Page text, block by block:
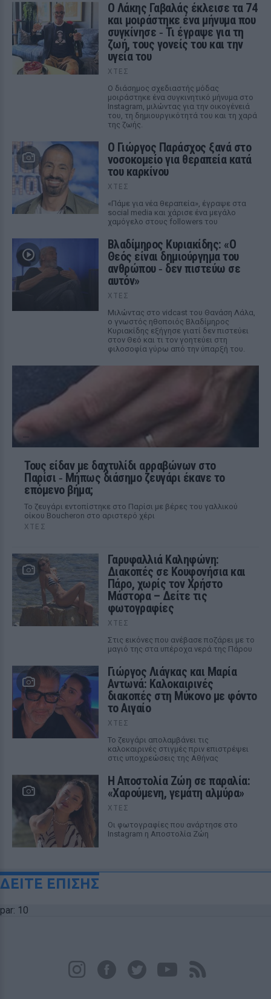
Ο Λάκης Γαβαλάς έκλεισε τα 74
και μοιράστηκε ένα μήνυμα που
συγκίνησε ‑ Τι έγραψε για τη
ζωή, τους γονείς του και την
υγεία του
ΧΤΕΣ
Ο διάσημος σχεδιαστής μόδας
μοιράστηκε ένα συγκινητικό μήνυμα στο
Instagram, μιλώντας για την οικογένειά
του, τη δημιουργικότητά του και τη χαρά
της ζωής.
O Γιώργος Παράσχος ξανά στο
νοσοκομείο για θεραπεία κατά
του καρκίνου
ΧΤΕΣ
«Πάμε για νέα θεραπεία», έγραψε στα
social media και χάρισε ένα μεγάλο
χαμόγελο στους followers του
Βλαδίμηρος Κυριακίδης: «Ο
Θεός είναι δημιούργημα του
ανθρώπου ‑ δεν πιστεύω σε
αυτόν»
ΧΤΕΣ
Μιλώντας στο vidcast του Θανάση Λάλα,
ο γνωστός ηθοποιός Βλαδίμηρος
Κυριακίδης εξήγησε γιατί δεν πιστεύει
στον Θεό και τι τον γοητεύει στη
φιλοσοφία γύρω από την ύπαρξή του.
Τους είδαν με δαχτυλίδι αρραβώνων στο
Παρίσι ‑ Μήπως διάσημο ζευγάρι έκανε το
επόμενο βήμα;
Το ζευγάρι εντοπίστηκε στο Παρίσι με βέρες του γαλλικού
οίκου Boucheron στο αριστερό χέρι
ΧΤΕΣ
Γαρυφαλλιά Καληφώνη:
Διακοπές σε Κουφονήσια και
Πάρο, χωρίς τον Χρήστο
Μάστορα – Δείτε τις
φωτογραφίες
ΧΤΕΣ
Στις εικόνες που ανέβασε ποζάρει με το
μαγιό της στα υπέροχα νερά της Πάρου
Γιώργος Λιάγκας και Μαρία
Αντωνά: Καλοκαιρινές
διακοπές στη Μύκονο με φόντο
το Αιγαίο
ΧΤΕΣ
Το ζευγάρι απολαμβάνει τις
καλοκαιρινές στιγμές πριν επιστρέψει
στις υποχρεώσεις της Αθήνας
Η Αποστολία Ζώη σε παραλία:
«Χαρούμενη, γεμάτη αλμύρα»
ΧΤΕΣ
Οι φωτογραφίες που ανάρτησε στο
Instagram η Αποστολία Ζώη
ΔΕΙΤΕ ΕΠΙΣΗΣ
par: 10